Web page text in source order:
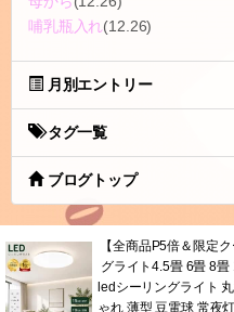
(01.17)
続パウチャーム
(12.26)
初パウチャーム(12.26)
母から(12.26)
哺乳瓶入れ(12.26)
月別エントリー
タグ一覧
ブログトップ